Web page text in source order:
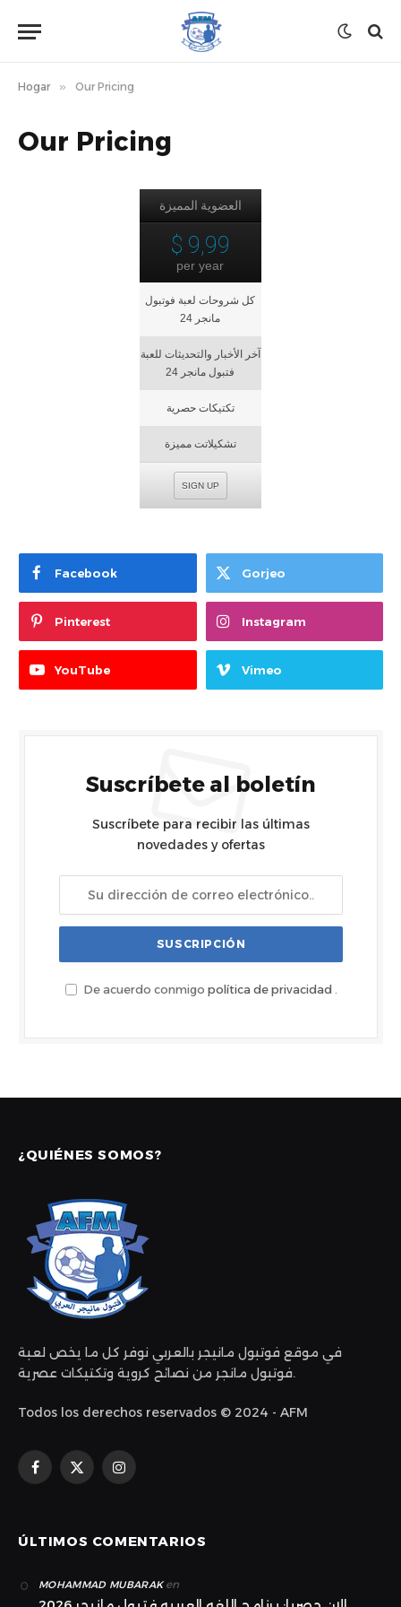
Hogar » Our Pricing
Our Pricing
العضوية المميزة
$ 9,99
per year
كل شروحات لعبة فوتبول
مانجر 24
آخر الأخبار والتحديثات للعبة
فتبول مانجر 24
تكتيكات حصرية
تشكيلاتت مميزة
SIGN UP
Facebook Gorjeo
Pinterest Instagram
YouTube Vimeo
Suscríbete al boletín
Suscríbete para recibir las últimas
novedades y ofertas
De acuerdo conmigo política de privacidad .
¿QUIÉNES SOMOS?
في موقع فوتبول مانيجر بالعربي نوفر كل ما يخص لعبة
فوتبول مانجر من نصائح كروية وتكتيكات عصرية.
Todos los derechos reservados © 2024 - AFM
Facebook
X
Instagram
ÚLTIMOS COMENTARIOS
MOHAMMAD MUBARAKen